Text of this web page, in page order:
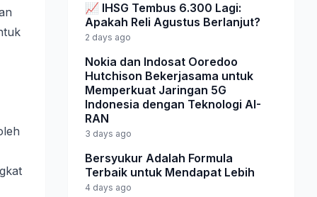
📈 IHSG Tembus 6.300 Lagi:
Apakah Reli Agustus Berlanjut?
2 days ago
Nokia dan Indosat Ooredoo
Hutchison Bekerjasama untuk
Memperkuat Jaringan 5G
Indonesia dengan Teknologi AI-
RAN
3 days ago
Bersyukur Adalah Formula
Terbaik untuk Mendapat Lebih
4 days ago